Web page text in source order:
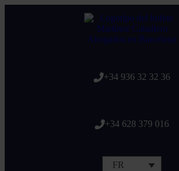
+34 936 32 32 36
+34 628 379 016
FR